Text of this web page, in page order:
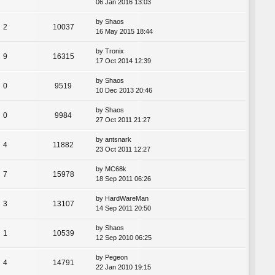
06 Jan 2016 13:03
2 10037
by Shaos
16 May 2015 18:44
9 16315
by Tronix
17 Oct 2014 12:39
0 9519
by Shaos
10 Dec 2013 20:46
0 9984
by Shaos
27 Oct 2011 21:27
4 11882
by antsnark
23 Oct 2011 12:27
7 15978
by MC68k
18 Sep 2011 06:26
3 13107
by HardWareMan
14 Sep 2011 20:50
1 10539
by Shaos
12 Sep 2010 06:25
4 14791
by Pegeon
22 Jan 2010 19:15